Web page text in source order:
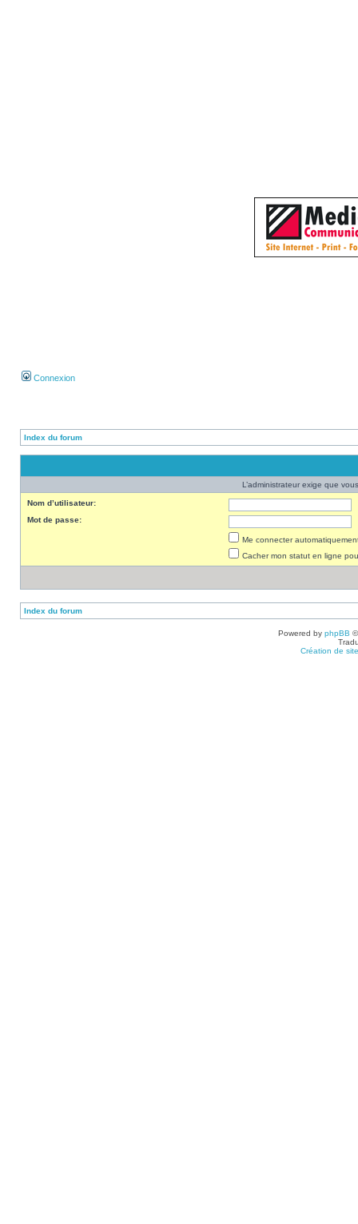
Connexion
Index du forum
L’administrateur exige que
Nom d’utilisateur:
Mot de passe:
Me connecter
Cacher mon statut en ligne
Index du forum
Powered by phpBB
Création de